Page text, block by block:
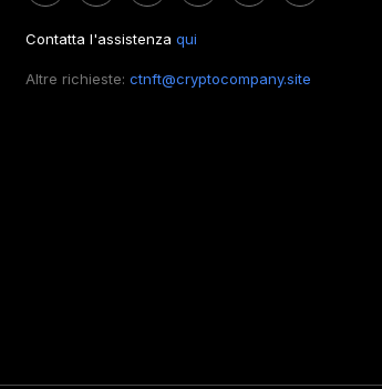
Contatta l'assistenza qui
Altre richieste: ctnft@cryptocompany.site